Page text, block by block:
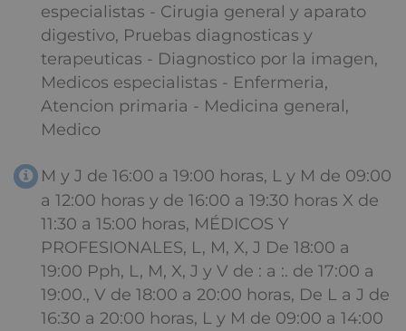
especialistas - Cirugia general y aparato
digestivo, Pruebas diagnosticas y
terapeuticas - Diagnostico por la imagen,
Medicos especialistas - Enfermeria,
Atencion primaria - Medicina general,
Medico
M y J de 16:00 a 19:00 horas, L y M de 09:00
a 12:00 horas y de 16:00 a 19:30 horas X de
11:30 a 15:00 horas, MÉDICOS Y
PROFESIONALES, L, M, X, J De 18:00 a
19:00 Pph, L, M, X, J y V de : a :. de 17:00 a
19:00., V de 18:00 a 20:00 horas, De L a J de
16:30 a 20:00 horas, L y M de 09:00 a 14:00